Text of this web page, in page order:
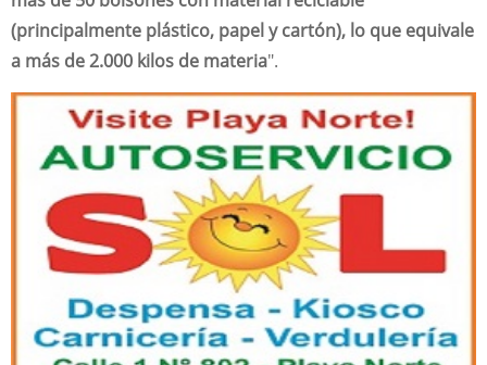
(principalmente plástico, papel y cartón), lo que equivale
a más de 2.000 kilos de materia".